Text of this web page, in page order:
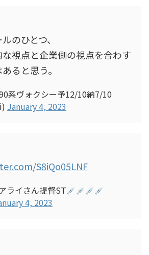
のひとつ、
視点と企業側の視点を合わす
ると思う。
系ヴォクシー予12/10納7/10
January 4, 2023
S8iQo05LNF
ライさん提督ST
4, 2023